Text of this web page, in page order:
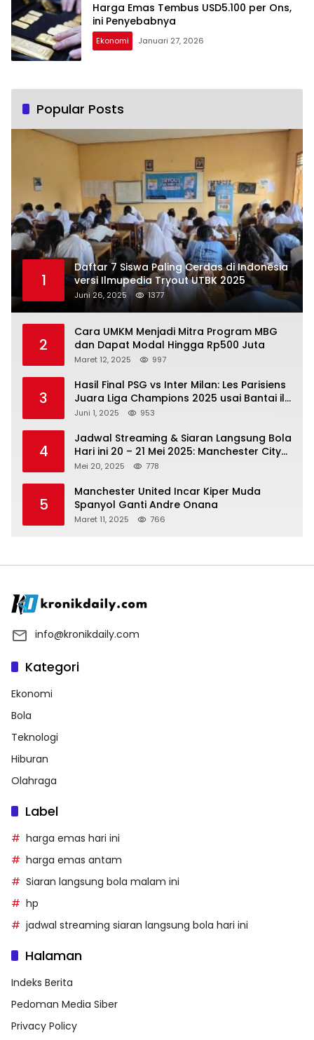
Harga Emas Tembus USD5.100 per Ons,
ini Penyebabnya
Ekonomi Januari 27, 2026
Popular Posts
1
Daftar 7 Siswa Paling Cerdas di Indonesia
versi Ilmupedia Tryout UTBK 2025
Juni 26, 2025 1377
2
Cara UMKM Menjadi Mitra Program MBG
dan Dapat Modal Hingga Rp500 Juta
Maret 12, 2025 997
3
Hasil Final PSG vs Inter Milan: Les Parisiens
Juara Liga Champions 2025 usai Bantai il
Nerazzurri
Juni 1, 2025 953
4
Jadwal Streaming & Siaran Langsung Bola
Hari ini 20 – 21 Mei 2025: Manchester City
vs Bournemouth
Mei 20, 2025 778
5
Manchester United Incar Kiper Muda
Spanyol Ganti Andre Onana
Maret 11, 2025 766
info@kronikdaily.com
Kategori
Ekonomi
Bola
Teknologi
Hiburan
Olahraga
Label
harga emas hari ini
harga emas antam
Siaran langsung bola malam ini
hp
jadwal streaming siaran langsung bola hari ini
Halaman
Indeks Berita
Pedoman Media Siber
Privacy Policy